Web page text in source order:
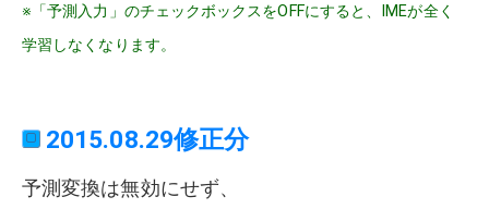
※「予測入力」のチェックボックスをOFFにすると、IMEが全く
学習しなくなります。
2015.08.29修正分
予測変換は無効にせず、